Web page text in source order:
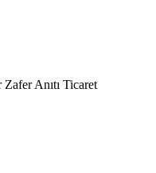
Zafer Anıtı Ticaret